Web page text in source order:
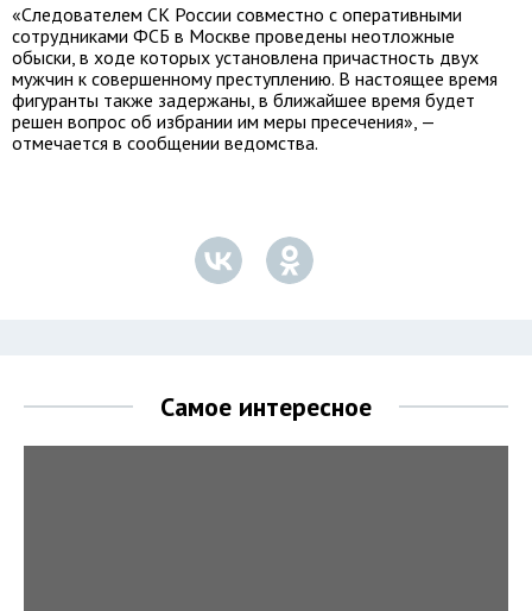
«Следователем СК России совместно с оперативными
сотрудниками ФСБ в Москве проведены неотложные
обыски, в ходе которых установлена причастность двух
мужчин к совершенному преступлению. В настоящее время
фигуранты также задержаны, в ближайшее время будет
решен вопрос об избрании им меры пресечения», —
отмечается в сообщении ведомства.
Самое интересное